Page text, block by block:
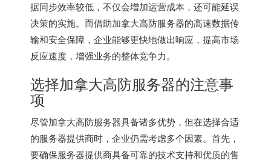
据同步效率较低，不仅会增加运营成本，还可能延误
决策的实施。而借助加拿大高防服务器的高速数据传
输和安全保障，企业能够更快地做出响应，提高市场
反应速度，增强业务的整体竞争力。
选择加拿大高防服务器的注意事
项
尽管加拿大高防服务器具备诸多优势，但在选择合适
的服务器提供商时，企业仍需考虑多个因素。首先，
要确保服务器提供商具备可靠的技术支持和优质的售